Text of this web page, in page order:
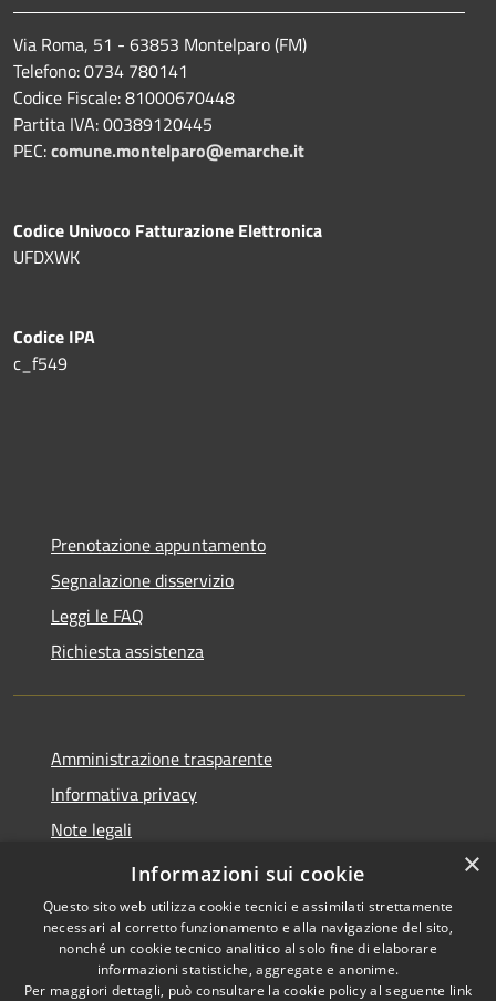
Via Roma, 51 - 63853 Montelparo (FM)
Telefono: 0734 780141
Codice Fiscale: 81000670448
Partita IVA: 00389120445
PEC:comune.montelparo@emarche.it
Codice Univoco Fatturazione Elettronica
UFDXWK
Codice IPA
c_f549
Prenotazione appuntamento
Segnalazione disservizio
Leggi le FAQ
Richiesta assistenza
Amministrazione trasparente
Informativa privacy
Note legali
Dichiarazione di accessibilità
Copyright © 2026 • Comune di
×
Informazioni sui cookie
Questo sito web utilizza cookie tecnici e assimilati strettamente
necessari al corretto funzionamento e alla navigazione del sito,
nonché un cookie tecnico analitico al solo fine di elaborare
informazioni statistiche, aggregate e anonime.
Per maggiori dettagli, può consultare la cookie policy al seguente link